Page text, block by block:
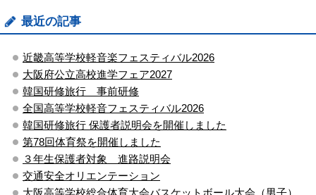
最近の記事
近畿高等学校軽音楽フェスティバル2026
大阪府公立高校進学フェア2027
韓国研修旅行 事前研修
全国高等学校軽音フェスティバル2026
韓国研修旅行 保護者説明会を開催しました
第78回体育祭を開催しました
３年生保護者対象 進路説明会
交通安全オリエンテーション
大阪高等学校総合体育大会バスケットボール大会（男子）